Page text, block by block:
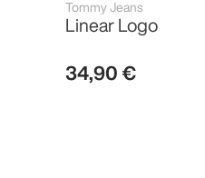
Tommy Jeans
Linear Logo
34,90 €